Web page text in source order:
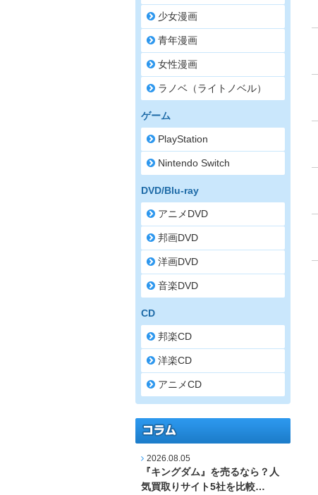
少女漫画
青年漫画
女性漫画
ラノベ（ライトノベル）
ゲーム
PlayStation
Nintendo Switch
DVD/Blu-ray
アニメDVD
邦画DVD
洋画DVD
音楽DVD
CD
邦楽CD
洋楽CD
アニメCD
2026.08.05
『キングダム』を売るなら？人
気買取りサイト5社を比較…